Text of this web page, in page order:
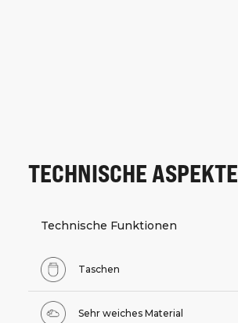
TECHNISCHE ASPEKTE
Technische Funktionen
Taschen
Sehr weiches Material